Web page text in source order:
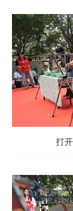
打